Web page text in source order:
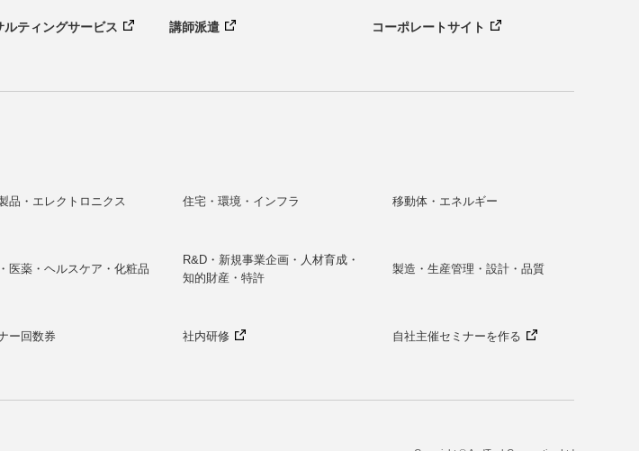
ルティングサービス 講師派遣 コーポレートサイト
品・エレクトロニクス 住宅・環境・インフラ 移動体・エネルギー
医薬・ヘルスケア・化粧品
R&D・新規事業企画・人材育成・
知的財産・特許
製造・生産管理・設計・品質
ー回数券 社内研修 自社主催セミナーを作る